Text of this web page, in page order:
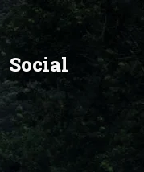
Social